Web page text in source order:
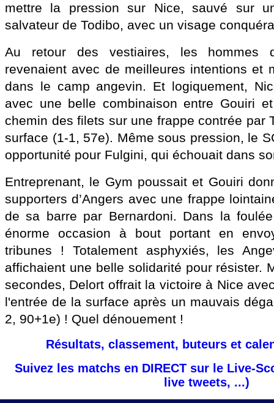
mettre la pression sur Nice, sauvé sur
salvateur de Todibo, avec un visage
Au retour des vestiaires, les hommes
revenaient avec de meilleures intentions et
dans le camp angevin. Et logiquement,
avec une belle combinaison entre Gouiri
chemin des filets sur une frappe contrée par
surface (1-1, 57e). Même sous pression, le
opportunité pour Fulgini, qui échouait dans
Entreprenant, le Gym poussait et Gouiri
supporters d’Angers avec une frappe
de sa barre par Bernardoni. Dans la
énorme occasion à bout portant en
tribunes ! Totalement asphyxiés, les
affichaient une belle solidarité pour résister.
secondes, Delort offrait la victoire à Nice
l'entrée de la surface après un mauvais
2, 90+1e) ! Quel dénouement !
Résultats, classement, buteurs et
Suivez les matchs en DIRECT sur le Live-
live tweets, ...)